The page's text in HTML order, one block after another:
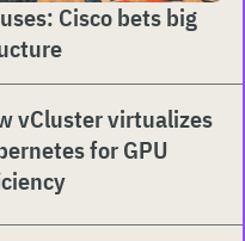
Cisco bets big
vCluster virtualizes
for GPU